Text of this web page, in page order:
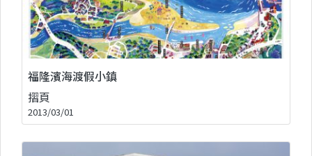
福隆濱海渡假小鎮
摺頁
2013/03/01